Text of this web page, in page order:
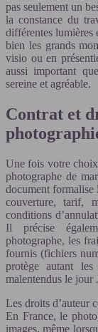
pas seulement un
la constance du
différentes lumières
bien les grands
visio ou en
aussi important
sereine et agréable.
Contrat et
Une fois votre
photographe de
document formalise
couverture, tarif,
conditions
Il précise
photographe, les
fournis (fichiers
protège autant
malentendus le jour
Les droits d’auteur
En France, le
images, même